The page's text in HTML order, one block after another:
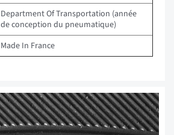
Department Of Transportation (année
de conception du pneumatique)
Made In France